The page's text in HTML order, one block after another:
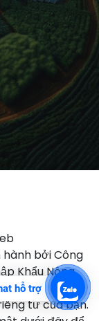
bởi Công
Khẩu Nông
cam kết sẽ
tư của bạn.
hỗ trợ